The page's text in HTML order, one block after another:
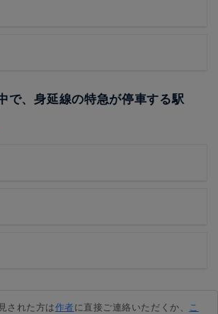
で、身延線の特急が停車する駅
された方は作者に直接ご連絡いただくか、 こ